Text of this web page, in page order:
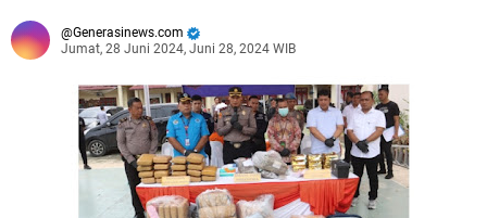
Generasinews.com
Jumat, 28 Juni 2024, Juni 28, 2024 WIB